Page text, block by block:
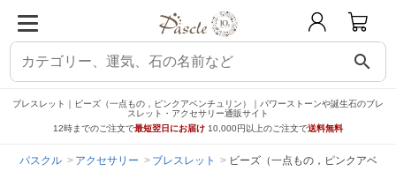
search
ブレスレット｜ビーズ（一点もの，ピンクアベンチュリン）｜パワーストーンや誕生石のブレ
スレット・アクセサリー通販サイト
12時までのご注文で最短翌日にお届け 10,000円以上のご注文で送料無料
パスクル アクセサリー ブレスレット ビーズ（一点もの，ピンクアベン